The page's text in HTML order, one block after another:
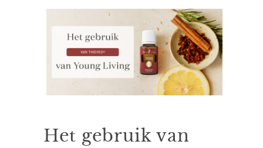
Het gebruik van